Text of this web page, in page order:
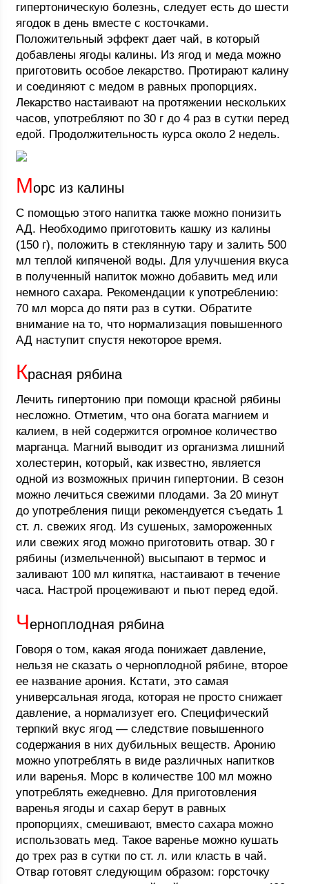
гипертоническую болезнь, следует есть до шести
ягодок в день вместе с косточками.
Положительный эффект дает чай, в который
добавлены ягоды калины. Из ягод и меда можно
приготовить особое лекарство. Протирают калину
и соединяют с медом в равных пропорциях.
Лекарство настаивают на протяжении нескольких
часов, употребляют по 30 г до 4 раз в сутки перед
едой. Продолжительность курса около 2 недель.
Морс из калины
С помощью этого напитка также можно понизить
АД. Необходимо приготовить кашку из калины
(150 г), положить в стеклянную тару и залить 500
мл теплой кипяченой воды. Для улучшения вкуса
в полученный напиток можно добавить мед или
немного сахара. Рекомендации к употреблению:
70 мл морса до пяти раз в сутки. Обратите
внимание на то, что нормализация повышенного
АД наступит спустя некоторое время.
Красная рябина
Лечить гипертонию при помощи красной рябины
несложно. Отметим, что она богата магнием и
калием, в ней содержится огромное количество
марганца. Магний выводит из организма лишний
холестерин, который, как известно, является
одной из возможных причин гипертонии. В сезон
можно лечиться свежими плодами. За 20 минут
до употребления пищи рекомендуется съедать 1
ст. л. свежих ягод. Из сушеных, замороженных
или свежих ягод можно приготовить отвар. 30 г
рябины (измельченной) высыпают в термос и
заливают 100 мл кипятка, настаивают в течение
часа. Настрой процеживают и пьют перед едой.
Черноплодная рябина
Говоря о том, какая ягода понижает давление,
нельзя не сказать о черноплодной рябине, второе
ее название арония. Кстати, это самая
универсальная ягода, которая не просто снижает
давление, а нормализует его. Специфический
терпкий вкус ягод — следствие повышенного
содержания в них дубильных веществ. Аронию
можно употреблять в виде различных напитков
или варенья. Морс в количестве 100 мл можно
употреблять ежедневно. Для приготовления
варенья ягоды и сахар берут в равных
пропорциях, смешивают, вместо сахара можно
использовать мед. Такое варенье можно кушать
до трех раз в сутки по ст. л. или класть в чай.
Отвар готовят следующим образом: горсточку